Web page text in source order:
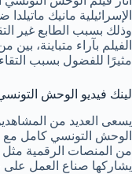
الإسرائيلية مانيك
وذلك بسبب الطابع غير
الفيلم بآراء متباينة،
مثيرًا للفضول بسبب
لينك فيديو الوحش التونسي
يسعى العديد من
الوحش التونسي كامل مع
من المنصات الرقمية
يشاركها صناع العمل على